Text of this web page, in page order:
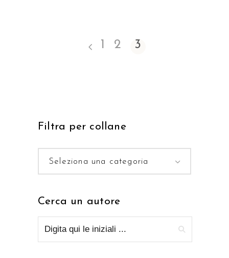
1 2 3
Filtra per collane
Seleziona una categoria
Cerca un autore